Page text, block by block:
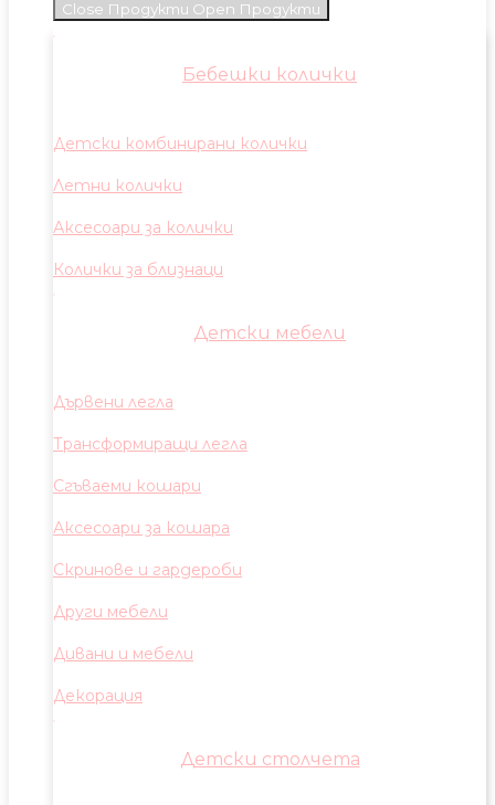
Close Продукти Open Продукти
Бебешки колички
Детски комбинирани колички
Летни колички
Аксесоари за колички
Колички за близнаци
Детски мебели
Дървени легла
Трансформиращи легла
Сгъваеми кошари
Аксесоари за кошара
Скринове и гардероби
Други мебели
Дивани и мебели
Декорация
Детски столчета